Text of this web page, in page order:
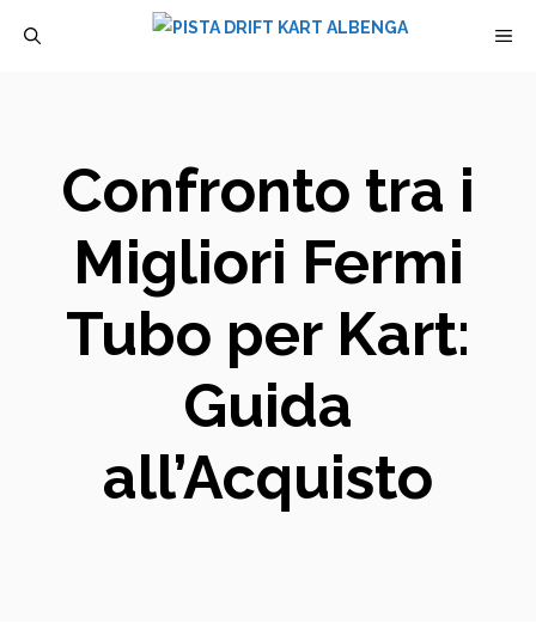
Confronto tra i
Migliori Fermi
Tubo per Kart:
Guida
all’Acquisto